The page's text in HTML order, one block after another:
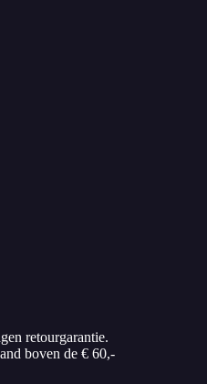
retourgarantie.
boven de € 60,-